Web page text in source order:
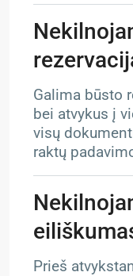
Galima būsto
bei atvykus į
visų
raktų
Prieš